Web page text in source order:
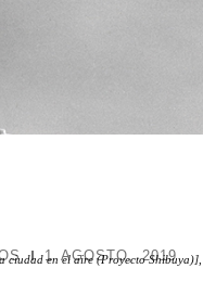
1 AGOSTO, 2019
ciudad en el aire (Proyecto Shibuya)]